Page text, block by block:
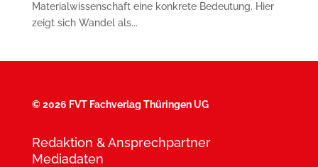
Materialwissenschaft eine konkrete Bedeutung. Hier
zeigt sich Wandel als...
©2026 FVT Fachverlag Thüringen UG
Redaktion & Ansprechpartner
Mediadaten